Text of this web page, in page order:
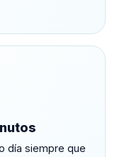
día siempre que